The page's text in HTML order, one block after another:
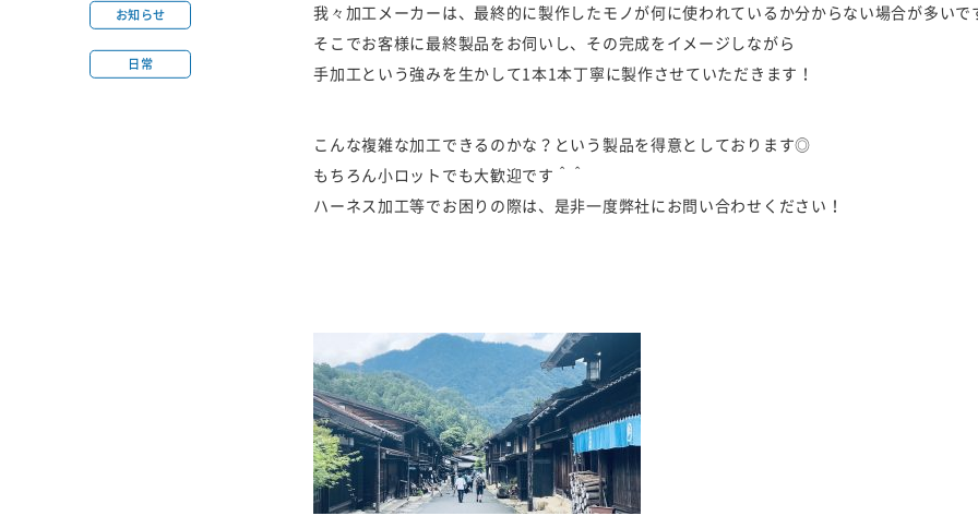
お知らせ
日常
我々加工メーカーは、最終的に製作したモノが何に使われているか分からない場合が多いで
そこでお客様に最終製品をお伺いし、その完成をイメージしながら
手加工という強みを生かして1本1本丁寧に製作させていただきます！
こんな複雑な加工できるのかな？という製品を得意としております◎
もちろん小ロットでも大歓迎です＾＾
ハーネス加工等でお困りの際は、是非一度弊社にお問い合わせください！